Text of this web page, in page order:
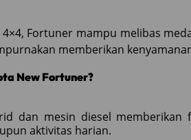
Fortuner mampu melibas
memberikan
New Fortuner?
dan mesin diesel memberikan
aktivitas harian.